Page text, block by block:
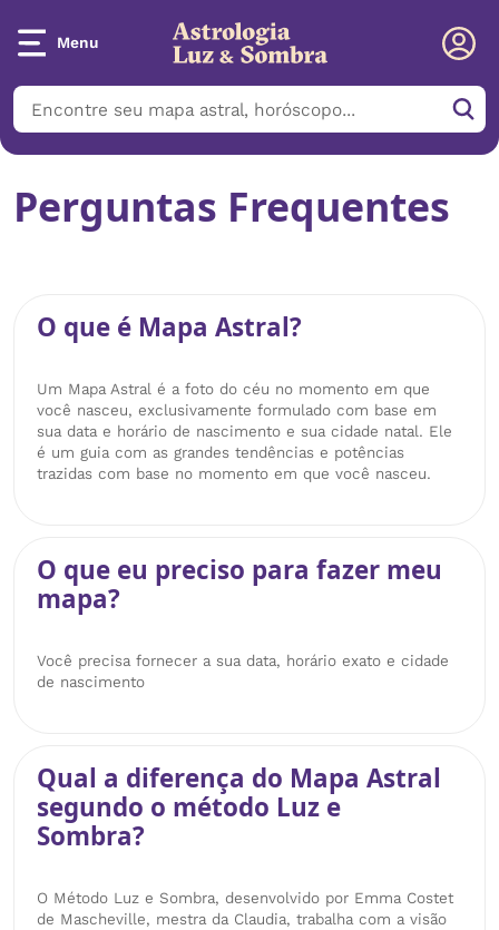
Menu
Perguntas Frequentes
O que é Mapa Astral?
Um Mapa Astral é a foto do céu no momento em que
você nasceu, exclusivamente formulado com base em
sua data e horário de nascimento e sua cidade natal. Ele
é um guia com as grandes tendências e potências
trazidas com base no momento em que você nasceu.
O que eu preciso para fazer meu
mapa?
Você precisa fornecer a sua data, horário exato e cidade
de nascimento
Qual a diferença do Mapa Astral
segundo o método Luz e
Sombra?
O Método Luz e Sombra, desenvolvido por Emma Costet
de Mascheville, mestra da Claudia, trabalha com a visão